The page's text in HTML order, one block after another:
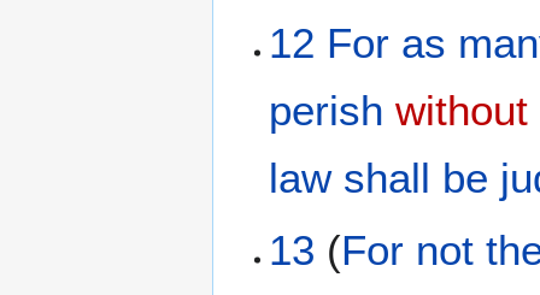
12 For as
perish without
law shall be
13 (For not